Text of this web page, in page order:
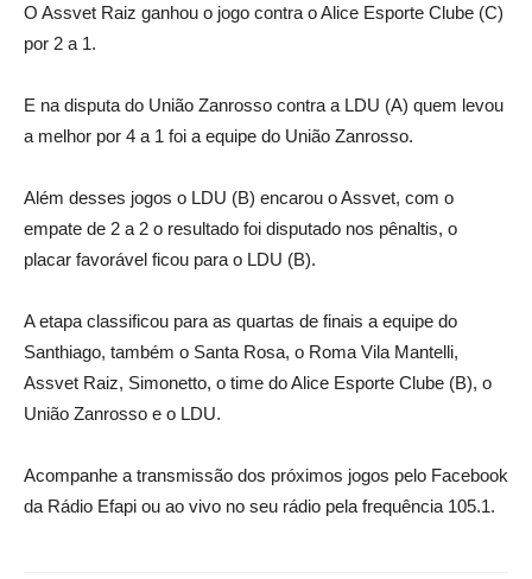
O Assvet Raiz ganhou o jogo contra o Alice Esporte Clube (C)
por 2 a 1.
E na disputa do União Zanrosso contra a LDU (A) quem levou
a melhor por 4 a 1 foi a equipe do União Zanrosso.
Além desses jogos o LDU (B) encarou o Assvet, com o
empate de 2 a 2 o resultado foi disputado nos pênaltis, o
placar favorável ficou para o LDU (B).
A etapa classificou para as quartas de finais a equipe do
Santhiago, também o Santa Rosa, o Roma Vila Mantelli,
Assvet Raiz, Simonetto, o time do Alice Esporte Clube (B), o
União Zanrosso e o LDU.
Acompanhe a transmissão dos próximos jogos pelo Facebook
da Rádio Efapi ou ao vivo no seu rádio pela frequência 105.1.